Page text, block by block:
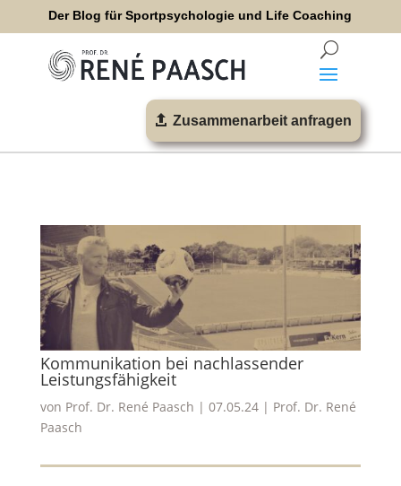
Der Blog für Sportpsychologie und Life Coaching
Zusammenarbeit anfragen
Kommunikation bei nachlassender
Leistungsfähigkeit
von Prof. Dr. René Paasch | 07.05.24| Prof. Dr. René
Paasch